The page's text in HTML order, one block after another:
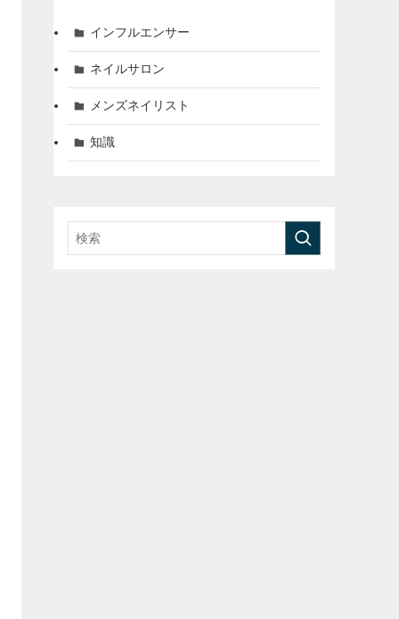
インフルエンサー
ネイルサロン
メンズネイリスト
知識